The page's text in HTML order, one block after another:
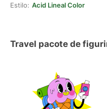
Estilo: Acid Lineal Color
Travel pacote de